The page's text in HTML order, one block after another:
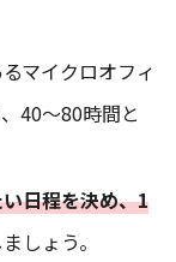
マイクロオフィ
40〜80時間と
日程を決め、1
しょう。